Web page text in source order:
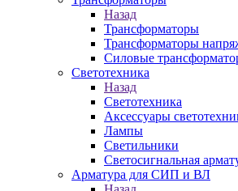
Назад
Трансформаторы
Трансформаторы
Силовые
Светотехника
Назад
Светотехника
Аксессуары
Лампы
Светильники
Светосигнальная
Арматура для СИП и ВЛ